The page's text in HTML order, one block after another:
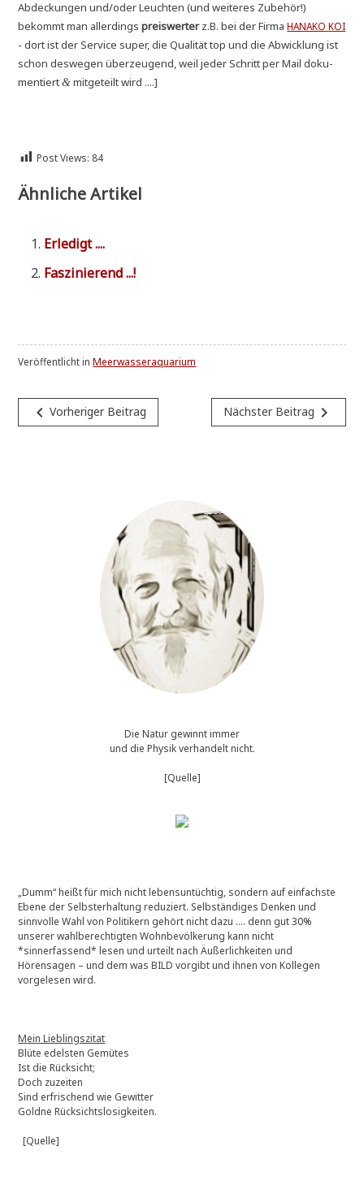
Abdeckun­gen und/oder Leuch­ten (und wei­te­res Zube­hör!)
bekommt man aller­dingspreis­wer­terz.B. bei der Fir­maHANAKO KOI
- dort ist der Ser­vice super, die Qua­li­tät top und die Abwick­lung ist
schon des­we­gen über­zeu­gend, weil jeder Schritt per Mail doku­
men­tiert&mit­ge­teilt wird ....]
Post Views: 84
Ähnliche Artikel
Erle­digt ....
Fas­zi­nie­rend ...!
Veröffentlicht inMeerwasseraquarium
Beitragsnavigation
navigate_beforeVorheriger Beitrag Nächster Beitrag navigate_next
Die Natur gewinnt immer
und die Physik verhandelt nicht.
[Quelle]
„Dumm“ heißt für mich nicht lebensuntüchtig, sondern auf einfachste
Ebene der Selbsterhaltung reduziert. Selbständiges Denken und
sinnvolle Wahl von Politikern gehört nicht dazu …. denn gut 30%
unserer wahlberechtigten Wohnbevölkerung kann nicht
*sinnerfassend* lesen und urteilt nach Äußerlichkeiten und
Hörensagen – und dem was BILD vorgibt und ihnen von Kollegen
vorgelesen wird.
Mein Lieblingszitat
Blüte edelsten Gemütes
Ist die Rücksicht;
Doch zuzeiten
Sind erfrischend wie Gewitter
Goldne Rücksichtslosigkeiten.
[Quelle]